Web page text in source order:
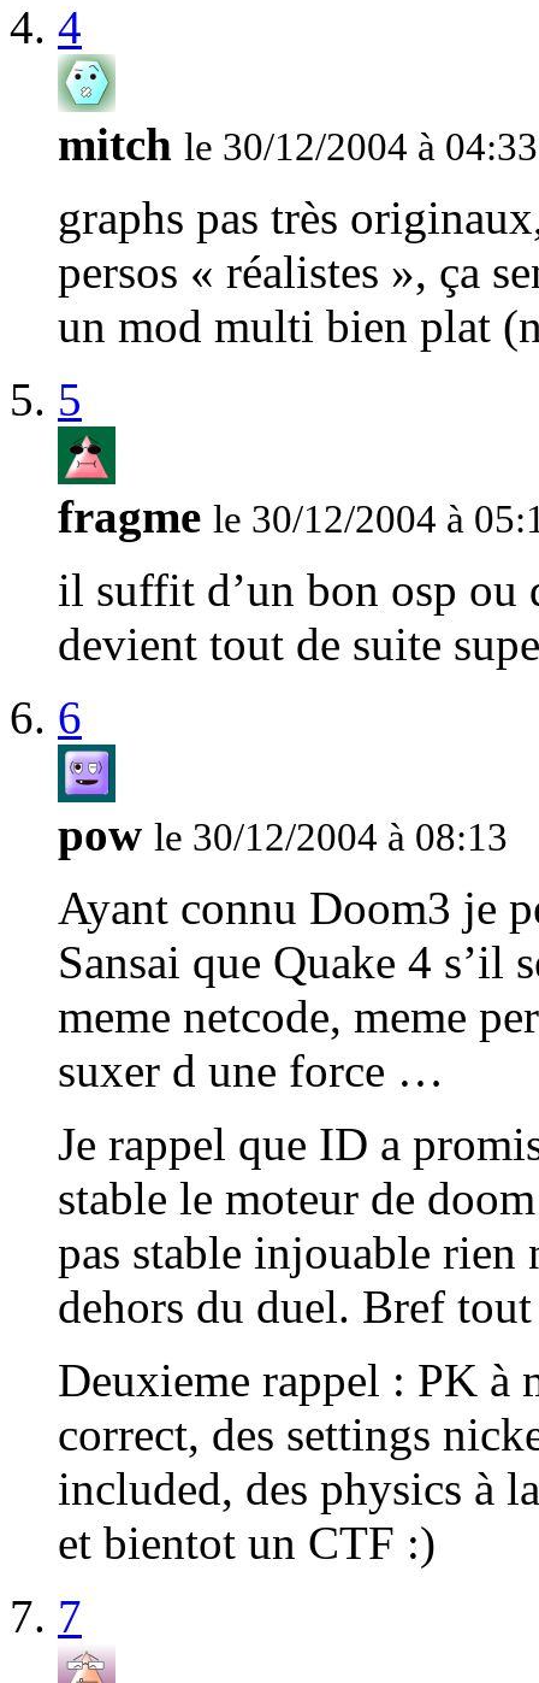
4
mitch le 30/12/2004 à 04:33
graphs pas très
persos « réalistes », ça
un mod multi bien plat
5
fragme le 30/12/2004 à
il suffit d’un bon osp ou
devient tout de suite
6
pow le 30/12/2004 à 08:13
Ayant connu Doom3 je
Sansai que Quake 4 s’il
meme netcode, meme
suxer d une force …
Je rappel que ID a
stable le moteur de
pas stable injouable rien
dehors du duel. Bref
Deuxieme rappel : PK à
correct, des settings
included, des physics à
et bientot un CTF :)
7